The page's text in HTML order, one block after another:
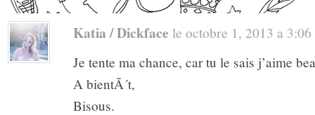
Katia / Dickface le octobre 1, 2013 a 3:06
Je tente ma chance, car tu le sais j’aime
A bientÃ´t,
Bisous.